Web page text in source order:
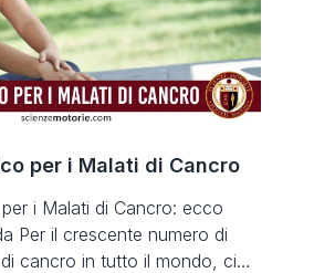
per i Malati di Cancro
i Malati di Cancro: ecco
Per il crescente numero di
cancro in tutto il mondo, ci